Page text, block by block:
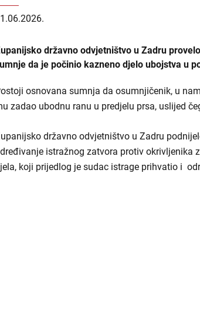
Državnoodvjetničko vijeće
Zabranjen utjecaj i prisila
Liste
sadržaja
-
DORH
Zapošljavanje
Financijske objave
državno odvjetništvo u Zadru
da je počinio kazneno djelo ubojstva u
osnovana sumnja da osumnjičenik, u
zadao ubodnu ranu u predjelu prsa, uslijed
državno odvjetništvo u Zadru
istražnog zatvora protiv okrivljenika
koji prijedlog je sudac istrage prihvatio i